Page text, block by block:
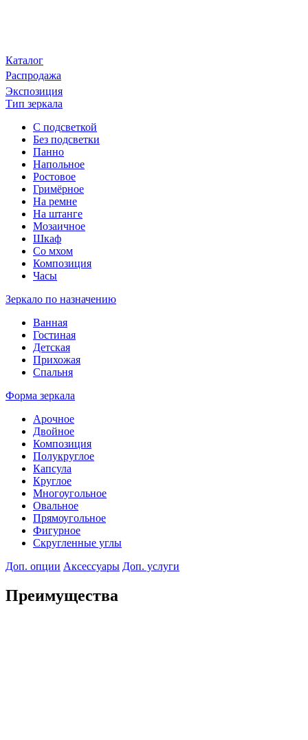
Каталог
Распродажа
Экспозиция
Тип зеркала
С подсветкой
Без подсветки
Панно
Напольное
Ростовое
Гримёрное
На ремне
На штанге
Мозаичное
Шкаф
Со мхом
Композиция
Часы
Зеркало по назначению
Ванная
Гостиная
Детская
Прихожая
Спальня
Форма зеркала
Арочное
Двойное
Композиция
Полукруглое
Капсула
Круглое
Многоугольное
Овальное
Прямоугольное
Фигурное
Скругленные углы
Доп. опции Аксессуары Доп. услуги
Преимущества